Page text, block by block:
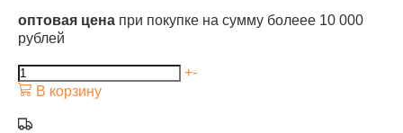
оптовая цена при покупке на сумму болеее 10 000
рублей
+-
В корзину